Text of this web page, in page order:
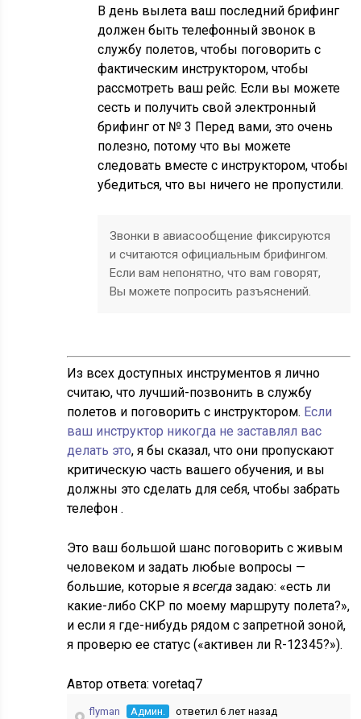
В день вылета ваш последний брифинг
должен быть телефонный звонок в
службу полетов, чтобы поговорить с
фактическим инструктором, чтобы
рассмотреть ваш рейс. Если вы можете
сесть и получить свой электронный
брифинг от № 3 Перед вами, это очень
полезно, потому что вы можете
следовать вместе с инструктором, чтобы
убедиться, что вы ничего не пропустили.
Звонки в авиасообщение фиксируются
и считаются официальным брифингом.
Если вам непонятно, что вам говорят,
Вы можете попросить разъяснений.
Из всех доступных инструментов я лично
считаю, что лучший-позвонить в службу
полетов и поговорить с инструктором. Если
ваш инструктор никогда не заставлял вас
делать это, я бы сказал, что они пропускают
критическую часть вашего обучения, и вы
должны это сделать для себя, чтобы забрать
телефон .
Это ваш большой шанс поговорить с живым
человеком и задать любые вопросы —
большие, которые явсегдазадаю: «есть ли
какие-либо СКР по моему маршруту полета?»,
и если я где-нибудь рядом с запретной зоной,
я проверю ее статус («активен ли R-12345?»).
Автор ответа:voretaq7
flyman Админ. ответил 6 лет назад